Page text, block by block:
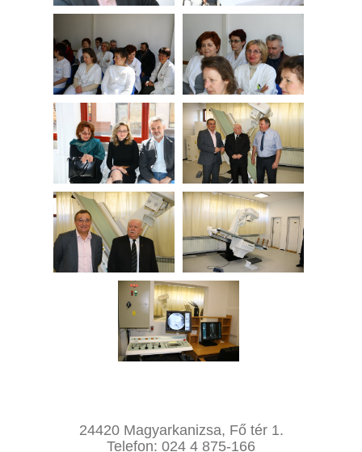
24420 Magyarkanizsa, Fő tér 1.
Telefon: 024 4 875-166